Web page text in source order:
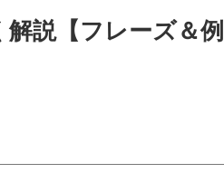
説【フレーズ＆